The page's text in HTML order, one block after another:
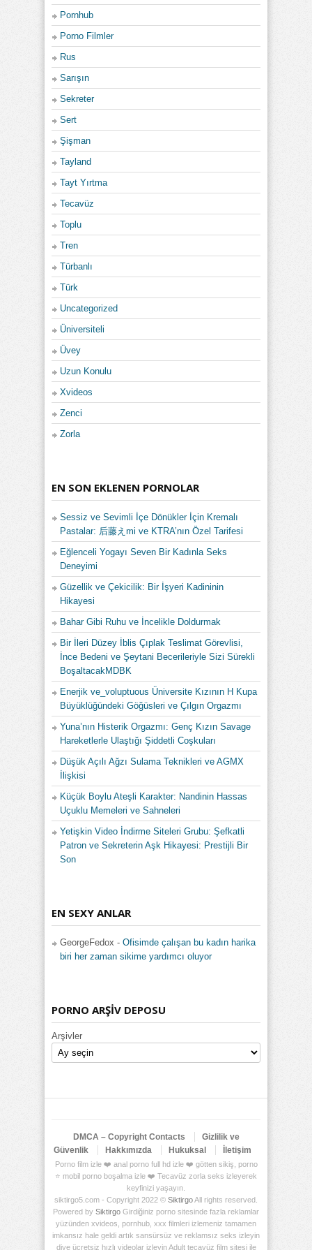
Pornhub
Porno Filmler
Rus
Sarışın
Sekreter
Sert
Şişman
Tayland
Tayt Yırtma
Tecavüz
Toplu
Tren
Türbanlı
Türk
Uncategorized
Üniversiteli
Üvey
Uzun Konulu
Xvideos
Zenci
Zorla
EN SON EKLENEN PORNOLAR
Sessiz ve Sevimli İçe Dönükler İçin Kremalı
Pastalar: 后藤えmi ve KTRA’nın Özel Tarifesi
Eğlenceli Yogayı Seven Bir Kadınla Seks
Deneyimi
Güzellik ve Çekicilik: Bir İşyeri Kadininin
Hikayesi
Bahar Gibi Ruhu ve İncelikle Doldurmak
Bir İleri Düzey İblis Çıplak Teslimat Görevlisi,
İnce Bedeni ve Şeytani Becerileriyle Sizi Sürekli
BoşaltacakMDBK
Enerjik ve_voluptuous Üniversite Kızının H Kupa
Büyüklüğündeki Göğüsleri ve Çılgın Orgazmı
Yuna’nın Histerik Orgazmı: Genç Kızın Savage
Hareketlerle Ulaştığı Şiddetli Coşkuları
Düşük Açılı Ağzı Sulama Teknikleri ve AGMX
İlişkisi
Küçük Boylu Ateşli Karakter: Nandinin Hassas
Uçuklu Memeleri ve Sahneleri
Yetişkin Video İndirme Siteleri Grubu: Şefkatli
Patron ve Sekreterin Aşk Hikayesi: Prestijli Bir
Son
EN SEXY ANLAR
GeorgeFedox - Ofisimde çalışan bu kadın harika
biri her zaman sikime yardımcı oluyor
PORNO ARŞİV DEPOSU
Arşivler
DMCA – Copyright Contacts
Gizlilik ve
Güvenlik
Hakkımızda Hukuksal İletişim
Porno film izle ❤️ anal porno full hd izle ❤️ götten sikiş, porno
⭐ mobil porno boşalma izle ❤️ Tecavüz zorla seks izleyerek
keyfinizi yaşayın.
siktirgo5.com - Copyright 2022 © SiktirgoAll rights reserved.
Powered by Siktirgo Girdiğiniz porno sitesinde fazla reklamlar
yüzünden xvideos, pornhub, xxx filmleri izlemeniz tamamen
imkansız hale geldi artık sansürsüz ve reklamsız seks izleyin
diye ücretsiz hızlı videolar izleyin Adult tecavüz film sitesi ile